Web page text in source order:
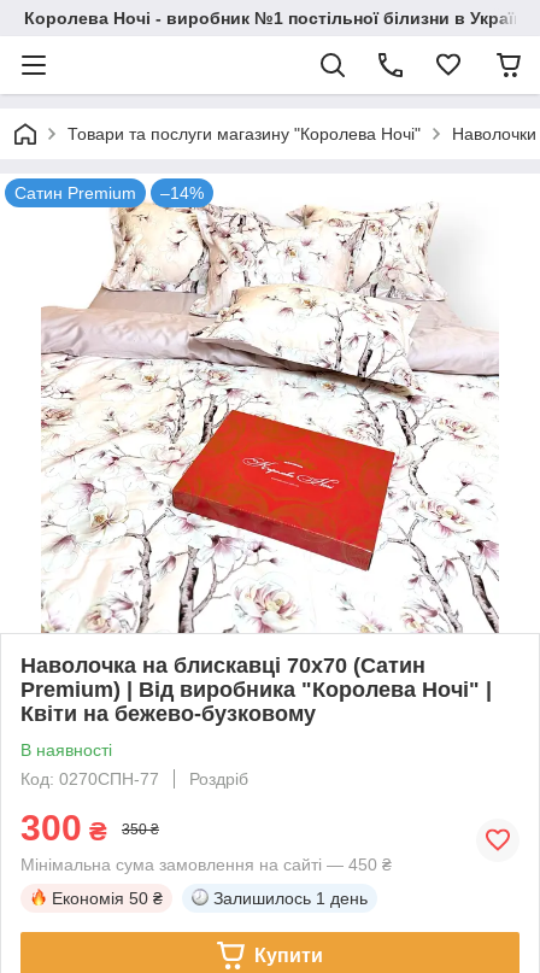
Королева Ночі - виробник №1 постільної білизни в Україні
Товари та послуги магазину "Королева Ночі" Наволочки
Сатин Premium –14%
Наволочка на блискавці 70х70 (Сатин
Premium) | Від виробника "Королева Ночі" |
Квіти на бежево-бузковому
В наявності
Код: 0270СПН-77
Роздріб
300 ₴ 350 ₴
Мінімальна сума замовлення на сайті — 450 ₴
Економія 50 ₴ Залишилось 1 день
Купити